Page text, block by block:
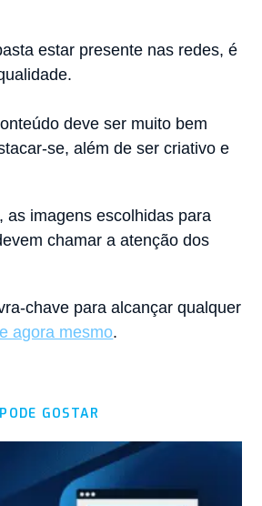
estar presente nas redes, é
deve ser muito bem
se, além de ser criativo e
as imagens escolhidas para
chamar a atenção dos
chave para alcançar qualquer
agora mesmo.⠀
GOSTAR